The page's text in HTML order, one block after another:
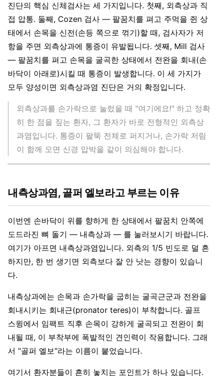
진단의 핵심 신체검사는 세 가지입니다. 첫째, 외측상과 직
접 압통. 둘째, Cozen 검사 — 팔꿈치를 펴고 주먹을 쥔 상
태에서 손목을 신전(손등 쪽으로 꺾기)할 때, 검사자가 저
항을 주면 외측상과에 통증이 유발됩니다. 셋째, Mill 검사
— 팔꿈치를 펴고 손목을 굴곡한 상태에서 전완을 회내(손
바닥이 아래로)시킬 때 통증이 발생합니다. 이 세 가지가
모두 양성이면 외측상과염 진단은 거의 확정입니다.
외측상과를 손가락으로 눌렀을 때 "여기에요!" 하고 정확
히 한 점을 짚는 환자, 그 환자가 바로 전형적인 외측상
과염입니다. 통증이 팔뚝 전체로 퍼지거나, 손가락 저림
이 함께 오면 신경 압박을 같이 의심해야 합니다.
내측상과염, 골퍼 엘보라고 부르는 이유
이번엔 손바닥이 위를 향하게 한 상태에서 팔꿈치 안쪽에
도드라진 뼈 돌기 — 내측상과 — 를 눌러보시기 바랍니다.
여기가 아프면 내측상과염입니다. 외측의 1/5 빈도로 덜 흔
하지만, 한 번 생기면 외측보다 잘 안 낫는 경향이 있습니
다.
내측상과에는 손목과 손가락을 굽히는 굴곡근군과 전완을
회내시키는 회내근(pronator teres)이 부착합니다. 골프
스윙에서 임팩트 직후 손목이 강하게 굴곡되고 전완이 회
내될 때, 이 부착부에 폭발적인 견인력이 작용합니다. 그래
서 "골퍼 엘보"라는 이름이 붙었습니다.
여기서 환자분들이 흔히 놓치는 포인트가 하나 있습니다.